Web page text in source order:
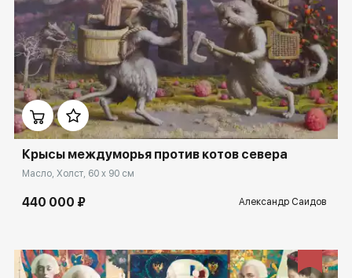
Домен: spb.rakovgallery.ru
Крысы междуморья против котов севера
Масло, Холст, 60 x 90 см
440 000 ₽ Александр Саидов